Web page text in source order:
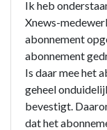
Ik heb
Xnews-
abonnement
abonnement
Is daar mee het
geheel
bevestigt.
dat het